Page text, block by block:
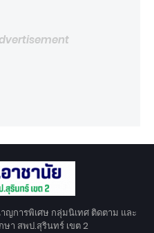
การพิเศษ กลุ่มนิเทศ ติดตาม และ
ษา สพป.สุรินทร์ เขต 2